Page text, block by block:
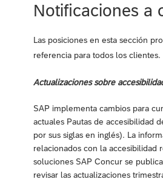
Notificaciones a
Las posiciones en esta sección
referencia para todos los clientes.
Actualizaciones sobre
SAP implementa cambios para
actuales Pautas de accesibilidad
por sus siglas en inglés). La
relacionados con la accesibilidad
soluciones SAP Concur se
revisar las actualizaciones